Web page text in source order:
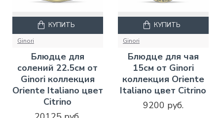
Ginori
Блюдце для
солений 22.5см от
Ginori коллекция
Oriente Italiano цвет
Citrino
КУПИТЬ
Ginori
Блюдце для чая
15см от Ginori
коллекция Oriente
Italiano цвет Citrino
9200 руб.
КУПИТЬ